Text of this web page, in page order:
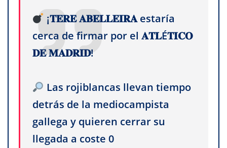
¡𝐓𝐄𝐑𝐄 𝐀𝐁𝐄𝐋𝐋𝐄𝐈𝐑𝐀 estaría
cerca de firmar por el 𝐀𝐓𝐋É𝐓𝐈𝐂𝐎
𝐃𝐄 𝐌𝐀𝐃𝐑𝐈𝐃!
Las rojiblancas llevan tiempo
detrás de la mediocampista
gallega y quieren cerrar su
llegada a coste 0